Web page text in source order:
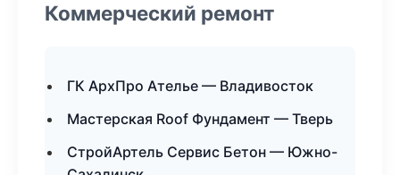
Коммерческий ремонт
ГК АрхПро Ателье — Владивосток
Мастерская Roof Фундамент — Тверь
СтройАртель Сервис Бетон — Южно-